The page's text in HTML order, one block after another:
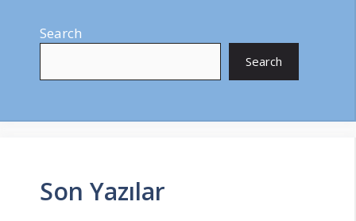
Search
Search
Son Yazılar